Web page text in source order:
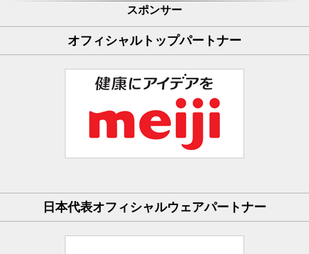
スポンサー
オフィシャルトップパートナー
日本代表オフィシャルウェアパートナー